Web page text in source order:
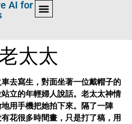
AI for
太太
去寫生，對面坐著一位戴帽子的
立的年輕婦人說話。老太太神情
用手機把她拍下來。隔了一陣
花很多時間畫，只是打了稿，用